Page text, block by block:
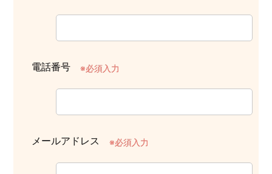
電話番号 ※必須入力
メールアドレス ※必須入力